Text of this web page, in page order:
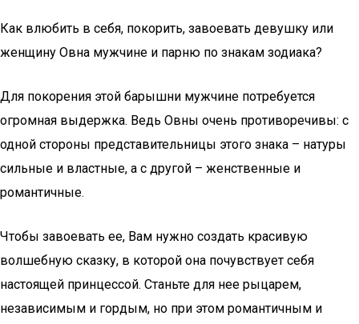
Как влюбить в себя, покорить, завоевать девушку или
женщину Овна мужчине и парню по знакам зодиака?
Для покорения этой барышни мужчине потребуется
огромная выдержка. Ведь Овны очень противоречивы: с
одной стороны представительницы этого знака – натуры
сильные и властные, а с другой – женственные и
романтичные.
Чтобы завоевать ее, Вам нужно создать красивую
волшебную сказку, в которой она почувствует себя
настоящей принцессой. Станьте для нее рыцарем,
независимым и гордым, но при этом романтичным и